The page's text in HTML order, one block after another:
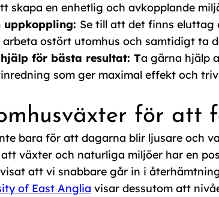
skapa en enhetlig och avkopplande
uppkoppling: Se till att det finns
arbeta ostört utomhus och samtidigt
för bästa resultat: Ta gärna hjälp
som ger maximal effekt och
för att
bara för att dagarna blir ljusare och
växter och naturliga miljöer har en
att vi snabbare går in i
of East Anglia visar dessutom att